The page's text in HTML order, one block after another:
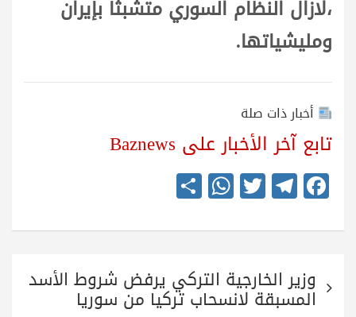
،لازال النظام السوري متشبثا بإيران
ومليشياتها.
أخبار ذات صلة
تابع آخر الأخبار على Baznews
Fa
ce
bo
ok
Te
le
gr
a
m
T
wi
tte
r
W
ha
ts
A
pp
re
المقالات
وزير الخارجية التركي يرفض شروط الأسد
المسبقة لانسحاب تركيا من سوريا